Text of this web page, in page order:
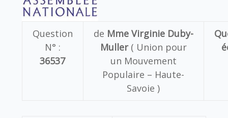
Question
N° :
36537
de Mme Virginie Duby-
Muller( Union pour
un Mouvement
Populaire – Haute-
Savoie )